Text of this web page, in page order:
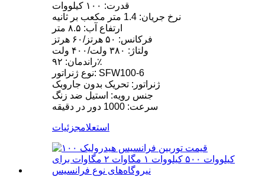
قدرت: ۱۰۰ کیلووات
نرخ جریان: 1.4 متر مکعب بر ثانیه
ارتفاع آب: ۸.۵ متر
فرکانس: ۵۰ هرتز/۶۰ هرتز
ولتاژ: ۳۸۰ ولت/۴۰۰ ولت
راندمان: ۹۲٪
نوع ژنراتور: SFW100-6
ژنراتور: تحریک بدون جاروبک
جنس رویه: استیل ضد زنگ
سرعت: 1000 دور در دقیقه
استعلامجزئیات